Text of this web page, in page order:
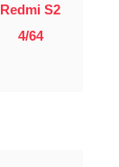
Redmi S2
4/64